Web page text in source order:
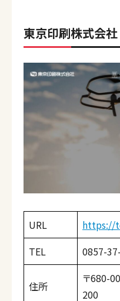
東京印刷株式会社
URL
https://
TEL
0857-
住所
〒680-
200